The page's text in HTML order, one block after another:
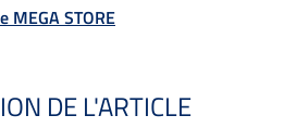
STORE
DE L'ARTICLE